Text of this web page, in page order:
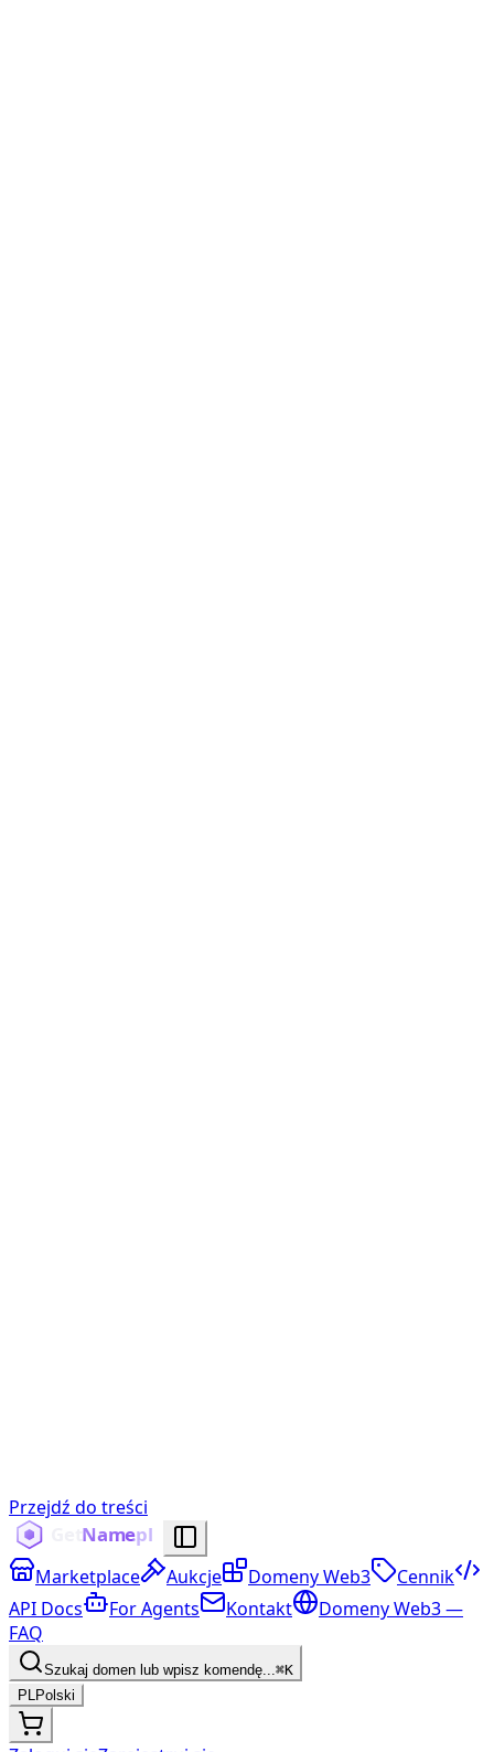
Przejdź do treści
Marketplace Aukcje Domeny Web3
Cennik
API Docs
For Agents Kontakt
Domeny Web3 —
FAQ
Szukaj domen lub wpisz komendę...⌘K
PLPolski